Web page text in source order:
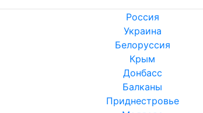
Россия
Украина
Белоруссия
Крым
Донбасс
Балканы
Приднестровье